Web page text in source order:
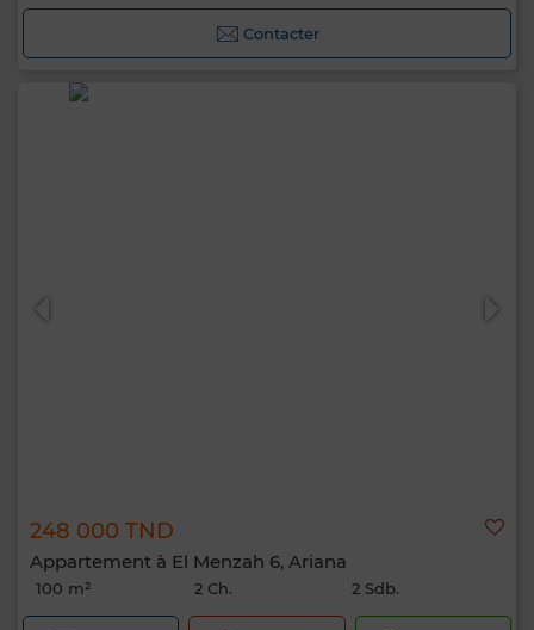
Contacter
248 000 TND
Appartement à El Menzah 6, Ariana
100 m² 2 Ch. 2 Sdb.